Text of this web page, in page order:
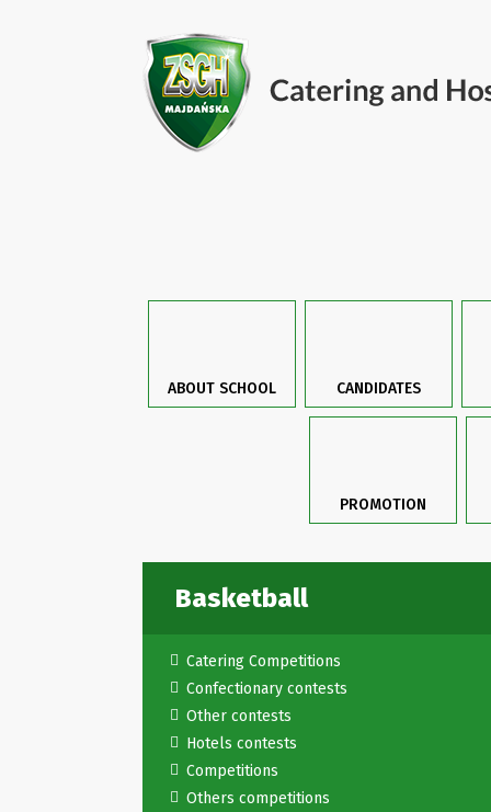
ABOUT SCHOOL CANDIDATES
PROMOTION
Basketball
Catering Competitions
Confectionary contests
Other contests
Hotels contests
Competitions
Others competitions